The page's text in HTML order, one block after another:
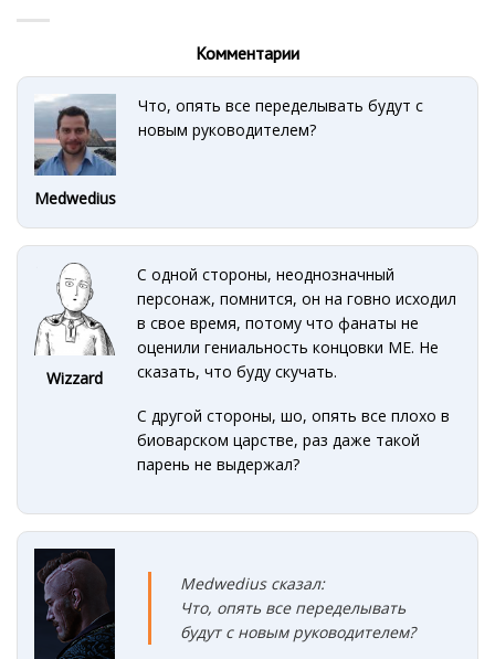
Комментарии
Medwedius
Что, опять все переделывать будут с
новым руководителем?
Wizzard
С одной стороны, неоднозначный
персонаж, помнится, он на говно исходил
в свое время, потому что фанаты не
оценили гениальность концовки МЕ. Не
сказать, что буду скучать.
С другой стороны, шо, опять все плохо в
биоварском царстве, раз даже такой
парень не выдержал?
Medwedius сказал:
Что, опять все переделывать
будут с новым руководителем?